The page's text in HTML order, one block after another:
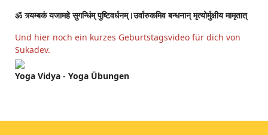
ॐ त्र्यम्बकं यजामहे सुगन्धिंम् पुष्टिवर्धनम्।उर्वारुकमिव बन्धनान् मृत्योर्मुक्षीय मामृतात्
Und hier noch ein kurzes Geburtstagsvideo für dich von
Sukadev.
Yoga Vidya - Yoga Übungen